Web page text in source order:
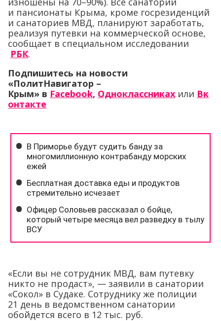
и пансионаты Крыма, кроме госрезиденций
и санаториев МВД, планируют заработать,
реализуя путевки на коммерческой основе,
сообщает в специальном исследовании
РБК.
Подпишитесь на новости
«ПолитНавигатор –
Крым» в Facebook, Одноклассниках или Вк
онтакте
«Если вы не сотрудник МВД, вам путевку
никто не продаст», — заявили в санатории
«Сокол» в Судаке. Сотруднику же полиции
21 день в ведомственном санатории
обойдется всего в 12 тыс. руб.